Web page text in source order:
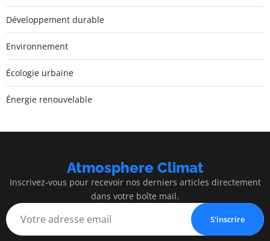
Développement durable
Environnement
Écologie urbaine
Énergie renouvelable
Atmosphere Climat
Inscrivez-vous pour recevoir nos derniers articles directement
dans votre boîte mail.
S'inscrire